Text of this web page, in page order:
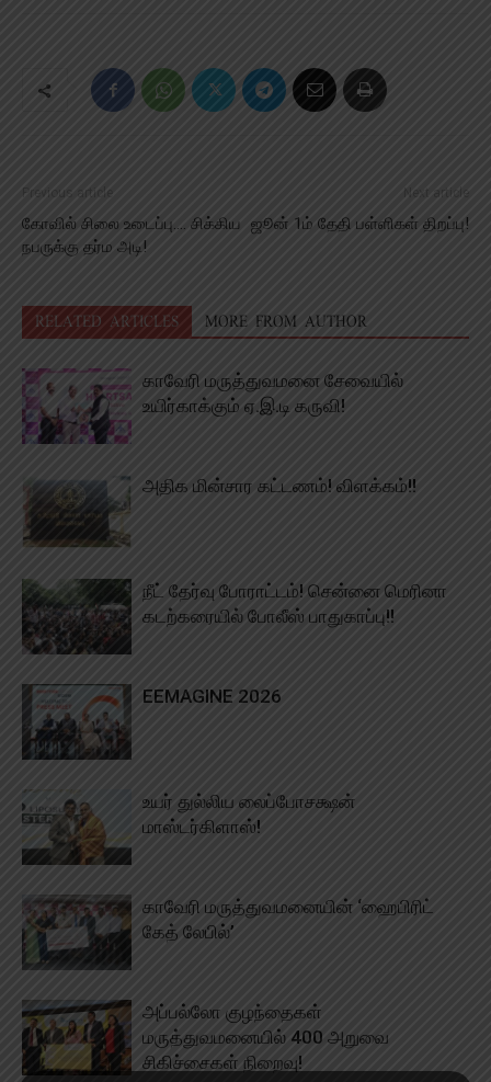
Previous article
கோவில் சிலை உடைப்பு…. சிக்கிய
நபருக்கு தர்ம அடி!
Next article
ஜூன் 1ம் தேதி பள்ளிகள் திறப்பு!
RELATED ARTICLES MORE FROM AUTHOR
காவேரி மருத்துவமனை சேவையில்
உயிர்காக்கும் ஏ.இ.டி கருவி!
அதிக மின்சார கட்டணம்! விளக்கம்!!
நீட் தேர்வு போராட்டம்! சென்னை மெரினா
கடற்கரையில் போலீஸ் பாதுகாப்பு!!
EEMAGINE 2026
உயர் துல்லிய லைப்போசக்ஷன்
மாஸ்டர்கிளாஸ்!
காவேரி மருத்துவமனையின் ‘ஹைபிரிட்
கேத் லேபில்’
அப்பல்லோ குழந்தைகள்
மருத்துவமனையில் 400 அறுவை
சிகிச்சைகள் நிறைவு!